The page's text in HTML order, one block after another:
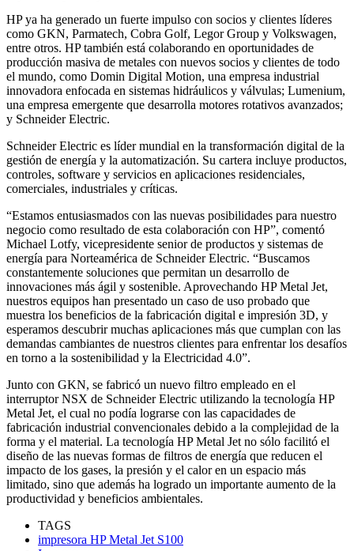
HP ya ha generado un fuerte impulso con socios y clientes líderes
como GKN, Parmatech, Cobra Golf, Legor Group y Volkswagen,
entre otros. HP también está colaborando en oportunidades de
producción masiva de metales con nuevos socios y clientes de todo
el mundo, como Domin Digital Motion, una empresa industrial
innovadora enfocada en sistemas hidráulicos y válvulas; Lumenium,
una empresa emergente que desarrolla motores rotativos avanzados;
y Schneider Electric.
Schneider Electric es líder mundial en la transformación digital de la
gestión de energía y la automatización. Su cartera incluye productos,
controles, software y servicios en aplicaciones residenciales,
comerciales, industriales y críticas.
“Estamos entusiasmados con las nuevas posibilidades para nuestro
negocio como resultado de esta colaboración con HP”, comentó
Michael Lotfy, vicepresidente senior de productos y sistemas de
energía para Norteamérica de Schneider Electric. “Buscamos
constantemente soluciones que permitan un desarrollo de
innovaciones más ágil y sostenible. Aprovechando HP Metal Jet,
nuestros equipos han presentado un caso de uso probado que
muestra los beneficios de la fabricación digital e impresión 3D, y
esperamos descubrir muchas aplicaciones más que cumplan con las
demandas cambiantes de nuestros clientes para enfrentar los desafíos
en torno a la sostenibilidad y la Electricidad 4.0”.
Junto con GKN, se fabricó un nuevo filtro empleado en el
interruptor NSX de Schneider Electric utilizando la tecnología HP
Metal Jet, el cual no podía lograrse con las capacidades de
fabricación industrial convencionales debido a la complejidad de la
forma y el material. La tecnología HP Metal Jet no sólo facilitó el
diseño de las nuevas formas de filtros de energía que reducen el
impacto de los gases, la presión y el calor en un espacio más
limitado, sino que además ha logrado un importante aumento de la
productividad y beneficios ambientales.
TAGS
impresora HP Metal Jet S100